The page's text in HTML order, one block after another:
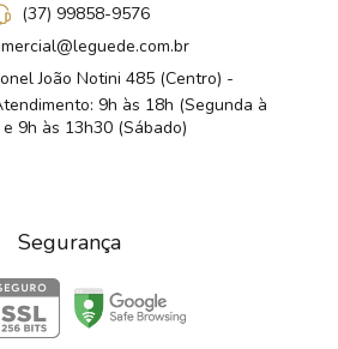
(37) 99858-9576
João Notini 485 (Centro) -
9h às 18h (Segunda à
9h às 13h30 (Sábado)
Segurança